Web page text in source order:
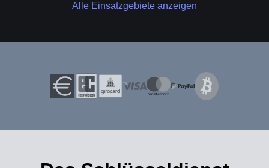
Alle Einsatzgebiete anzeigen